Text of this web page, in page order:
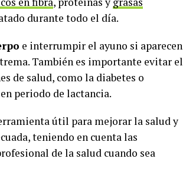
durante todo el día.
e interrumpir el ayuno si aparecen
También es importante evitar el
de salud, como la diabetes o
periodo de lactancia.
útil para mejorar la salud y
teniendo en cuenta las
de la salud cuando sea